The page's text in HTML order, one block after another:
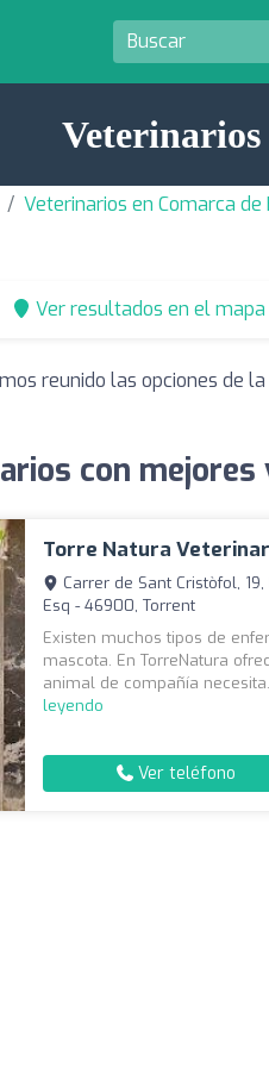
Veterinarios en Comarca de
Ver resultados en el mapa
reunido las opciones de
con
Torre Natura
Carrer de Sant Cristòfol, 19,
Esq - 46900, Torrent
Existen muchos tipos de
mascota. En TorreNatura
animal de compañía
leyendo
Ver teléfono